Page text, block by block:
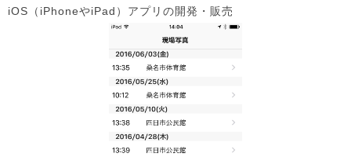
iOS（iPhoneやiPad）アプリの開発・販売